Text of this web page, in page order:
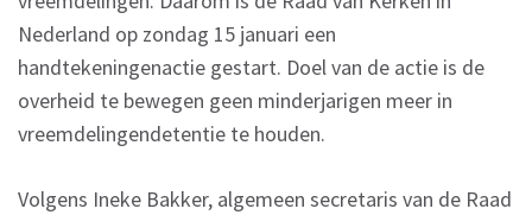
Nederland op zondag 15 januari een
handtekeningenactie gestart. Doel van de actie is de
overheid te bewegen geen minderjarigen meer in
vreemdelingendetentie te houden.
Volgens Ineke Bakker, algemeen secretaris van de Raad